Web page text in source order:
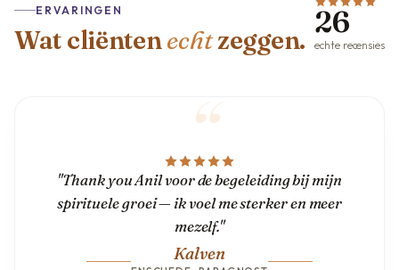
ERVARINGEN
Wat cliëntenechtzeggen.
26
echte recensies
"Thank you Anil voor de begeleiding bij mijn
spirituele groei — ik voel me sterker en meer
mezelf."
Kalven